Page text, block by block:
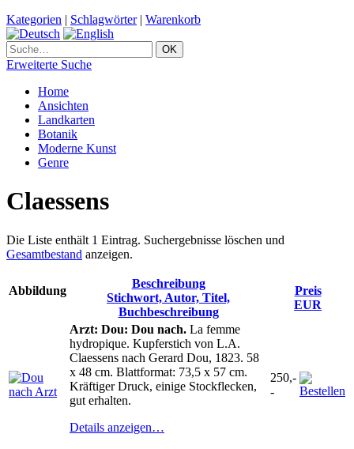
Kategorien | Schlagwörter| Warenkorb
Erweiterte Suche
Home
Ansichten
Landkarten
Botanik
Moderne Kunst
Genre
Claessens
Die Liste enthält 1 Eintrag. Suchergebnisse löschen und
Gesamtbestand anzeigen.
Abbildung
Beschreibung
Stichwort, Autor, Titel,
Buchbeschreibung
Preis
EUR
Arzt: Dou: Dou nach. La femme
hydropique. Kupferstich von L.A.
Claessens nach Gerard Dou, 1823. 58
x 48 cm. Blattformat: 73,5 x 57 cm.
Kräftiger Druck, einige Stockflecken,
gut erhalten.
Details anzeigen…
250,-
-